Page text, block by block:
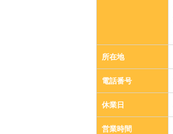
所在地
電話番号
休業日
営業時間